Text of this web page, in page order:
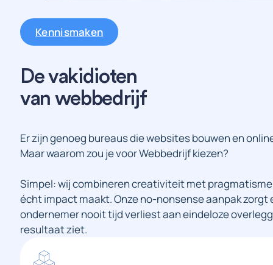
Kennismaken
De vakidioten
van webbedrijf
Er zijn genoeg bureaus die websites bouwen en
Maar waarom zou je voor Webbedrijf kiezen?
Simpel: wij combineren creativiteit met
écht impact maakt. Onze no-nonsense aanpak zorgt
ondernemer nooit tijd verliest aan eindeloze
resultaat ziet.